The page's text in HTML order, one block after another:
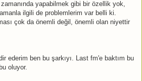
yapabilmek gibi bir özellik yok,
ilgili de problemlerim var belli ki.
çok da önemli değil, önemli olan niyettir
ederim ben bu şarkıyı. Last fm'e baktım bu
oluyor.